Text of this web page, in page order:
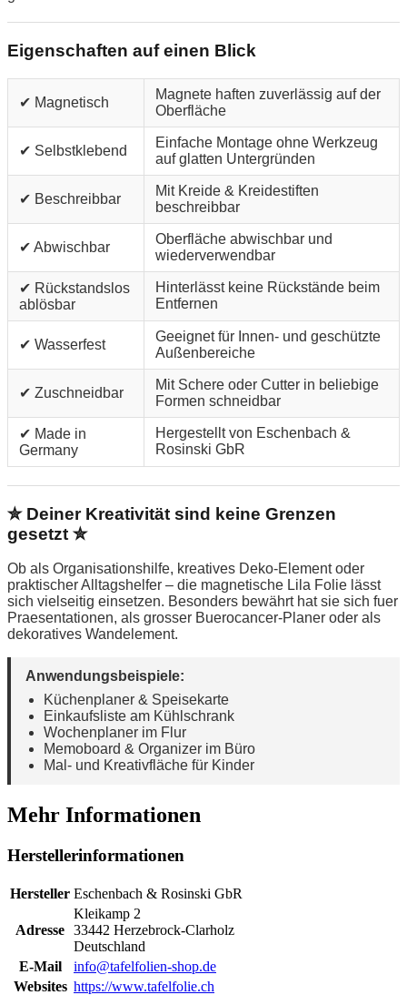
Eigenschaften auf einen Blick
✔ Magnetisch
Magnete haften zuverlässig auf der
Oberfläche
✔ Selbstklebend
Einfache Montage ohne Werkzeug
auf glatten Untergründen
✔ Beschreibbar
Mit Kreide & Kreidestiften
beschreibbar
✔ Abwischbar
Oberfläche abwischbar und
wiederverwendbar
✔ Rückstandslos
ablösbar
Hinterlässt keine Rückstände beim
Entfernen
✔ Wasserfest
Geeignet für Innen- und geschützte
Außenbereiche
✔ Zuschneidbar
Mit Schere oder Cutter in beliebige
Formen schneidbar
✔ Made in
Germany
Hergestellt von Eschenbach &
Rosinski GbR
✮ Deiner Kreativität sind keine Grenzen
gesetzt ✮
Ob als Organisationshilfe, kreatives Deko-Element oder
praktischer Alltagshelfer – die magnetische Lila Folie lässt
sich vielseitig einsetzen. Besonders bewährt hat sie sich fuer
Praesentationen, als grosser Buerocancer-Planer oder als
dekoratives Wandelement.
Anwendungsbeispiele:
Küchenplaner & Speisekarte
Einkaufsliste am Kühlschrank
Wochenplaner im Flur
Memoboard & Organizer im Büro
Mal- und Kreativfläche für Kinder
Mehr Informationen
Herstellerinformationen
Hersteller Eschenbach & Rosinski GbR
Adresse
Kleikamp 2
33442 Herzebrock-Clarholz
Deutschland
E-Mail
info@tafelfolien-shop.de
Websites https://www.tafelfolie.ch